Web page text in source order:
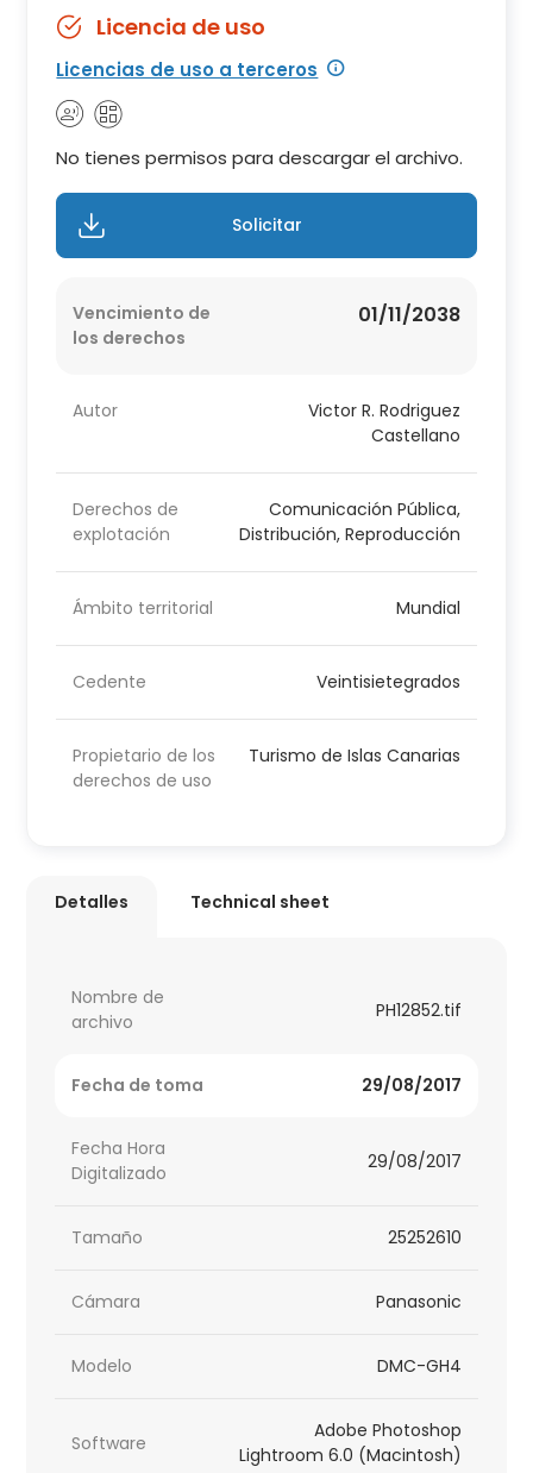
Licencia de uso
Licencias de uso a terceros
No tienes permisos para descargar el archivo.
Solicitar
Vencimiento de
los derechos
01/11/2038
Autor
Victor R. Rodriguez
Castellano
Derechos de
explotación
Comunicación Pública,
Distribución, Reproducción
Ámbito territorial Mundial
Cedente Veintisietegrados
Propietario de los
derechos de uso
Turismo de Islas Canarias
Detalles Technical sheet
Nombre de
archivo
PH12852.tif
Fecha de toma 29/08/2017
Fecha Hora
Digitalizado
29/08/2017
Tamaño 25252610
Cámara Panasonic
Modelo DMC-GH4
Software
Adobe Photoshop
Lightroom 6.0 (Macintosh)